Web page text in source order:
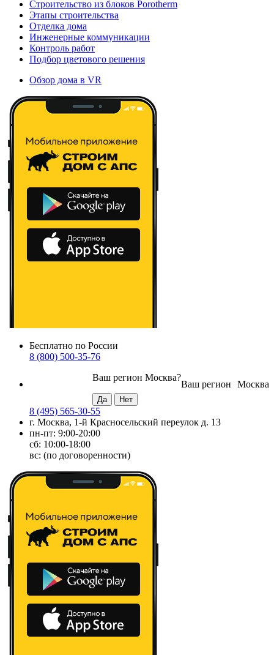
Строительство из блоков Porotherm
Этапы строительства
Отделка дома
Инженерные коммуникации
Контроль работ
Подбор цветового решения
Обзор дома в VR
Бесплатно по России
8 (800) 500-35-76
Москва
Ваш регион
Ваш регион Москва?
8 (495) 565-30-55
г. Москва, 1-й Красносельский переулок д. 13
пн-пт: 9:00-20:00
сб: 10:00-18:00
вс: (по договоренности)